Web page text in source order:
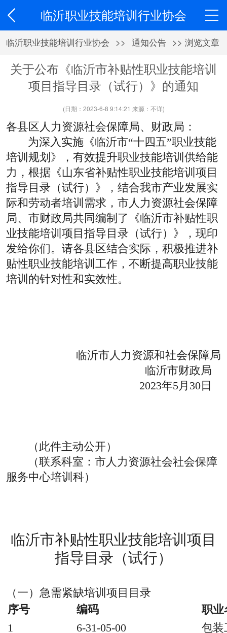
临沂职业技能培训行业协会
临沂职业技能培训行业协会 >> 通知公告 >> 浏览文章
关于公布《临沂市补贴性职业技能培训
项目指导目录（试行）》的通知
(日期：2023-6-8 9:14:21 来源：不详)
各县区人力资源社会保障局、财政局：
为深入实施《临沂市“十四五”职业技能
培训规划》，有效提升职业技能培训供给能
力，根据《山东省补贴性职业技能培训项目
指导目录（试行）》，结合我市产业发展实
际和劳动者培训需求，市人力资源社会保障
局、市财政局共同编制了《临沂市补贴性职
业技能培训项目指导目录（试行）》，现印
发给你们。请各县区结合实际，积极推进补
贴性职业技能培训工作，不断提高职业技能
培训的针对性和实效性。
临沂市人力资源和社会保障局
临沂市财政局
2023年5月30日
（此件主动公开）
（联系科室：市人力资源社会社会保障
服务中心培训科）
临沂市补贴性职业技能培训项目
指导目录（试行）
（一）急需紧缺培训项目目录
序号
编码
职业
1
6-31-05-00
包装